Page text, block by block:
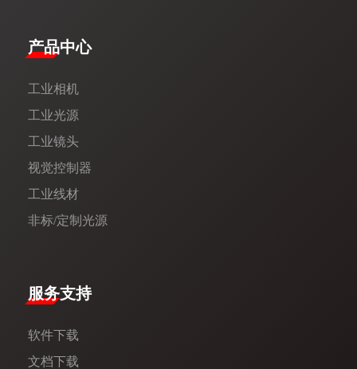
产品中心
工业相机
工业光源
工业镜头
视觉控制器
工业线材
非标/定制光源
服务支持
软件下载
文档下载